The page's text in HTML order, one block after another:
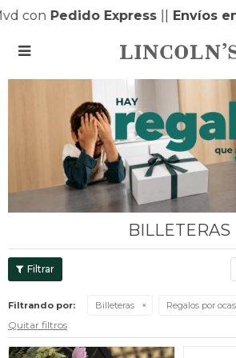
Pedido Express||Envíos en el

BILLETERAS
Filtrando por: Billeteras Regalos por
Quitar filtros